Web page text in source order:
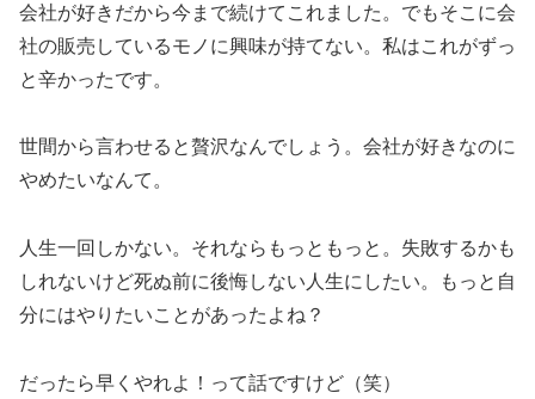
会社が好きだから今まで続けてこれました。でもそこに会
社の販売しているモノに興味が持てない。私はこれがずっ
と辛かったです。
世間から言わせると贅沢なんでしょう。会社が好きなのに
やめたいなんて。
人生一回しかない。それならもっともっと。失敗するかも
しれないけど死ぬ前に後悔しない人生にしたい。もっと自
分にはやりたいことがあったよね？
だったら早くやれよ！って話ですけど（笑）